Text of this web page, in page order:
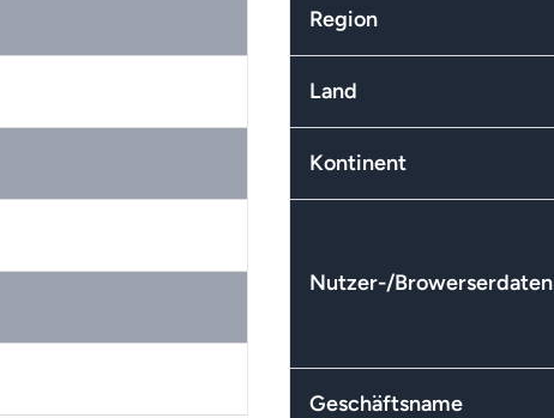
Region
Land
Kontinent
Nutzer-/Browerserdaten
Geschäftsname